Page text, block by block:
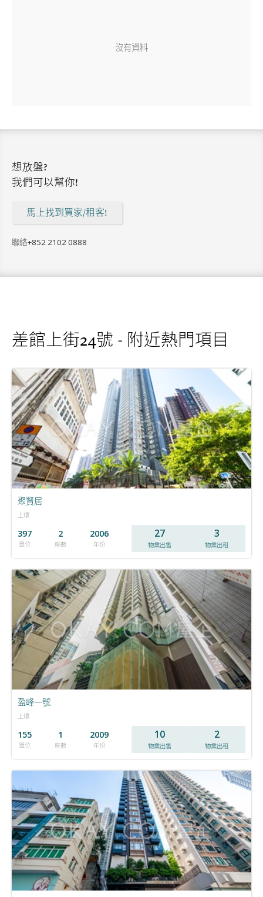
沒有資料
想放盤?
我們可以幫你!
馬上找到買家/租客!
聯絡+852 2102 0888
差館上街24號 - 附近熱門項目
聚賢居
上環
397
單位
2
座數
2006
年份
27
物業出售
3
物業出租
盈峰一號
上環
155
單位
1
座數
2009
年份
10
物業出售
2
物業出租